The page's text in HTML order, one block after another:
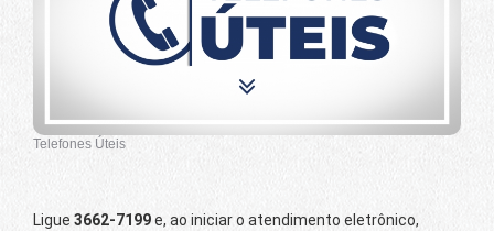
Telefones Úteis
Ligue 3662-7199e, ao iniciar o atendimento eletrônico,